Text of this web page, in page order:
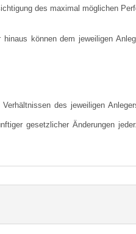
des maximal möglichen
können dem jeweiligen
des jeweiligen
gesetzlicher Änderungen